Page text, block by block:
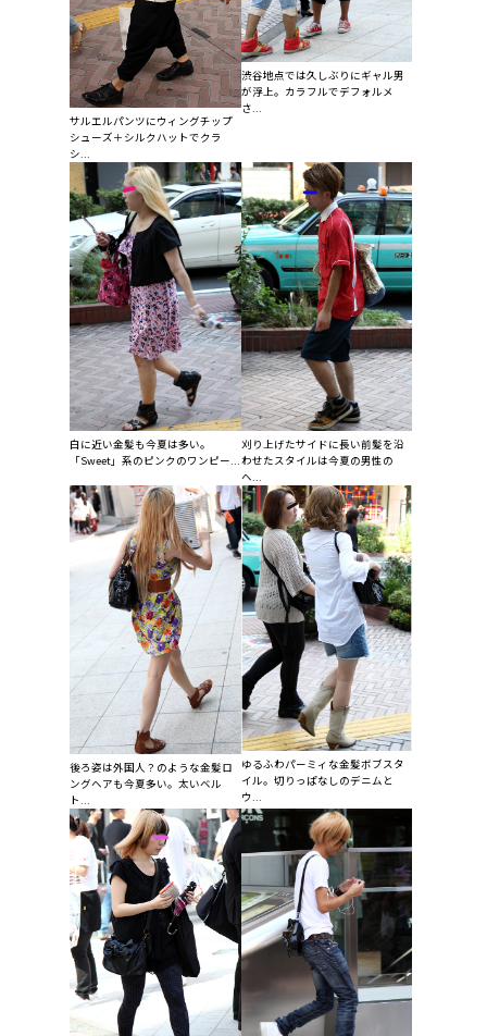
サルエルパンツにウィングチップ
シューズ＋シルクハットでクラ
シ...
渋谷地点では久しぶりにギャル男
が浮上。カラフルでデフォルメ
さ...
白に近い金髪も今夏は多い。
「Sweet」系のピンクのワンピー...
刈り上げたサイドに長い前髪を沿
わせたスタイルは今夏の男性の
ヘ...
後ろ姿は外国人？のような金髪ロ
ングヘアも今夏多い。太いベル
ト...
ゆるふわパーミィな金髪ボブスタ
イル。切りっぱなしのデニムと
ウ...